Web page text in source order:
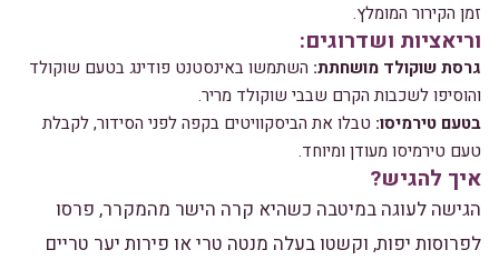
זמן הקירור המומלץ.
וריאציות ושדרוגים:
גרסת שוקולד מושחתת: השתמשו באינסטנט פודינג בטעם שוקולד
והוסיפו לשכבות הקרם שבבי שוקולד מריר.
בטעם טירמיסו: טבלו את הביסקוויטים בקפה לפני הסידור, לקבלת
טעם טירמיסו מעודן ומיוחד.
איך להגיש?
הגישה לעוגה במיטבה כשהיא קרה הישר מהמקרר, פרסו
לפרוסות יפות, וקשטו בעלה מנטה טרי או פירות יער טריים